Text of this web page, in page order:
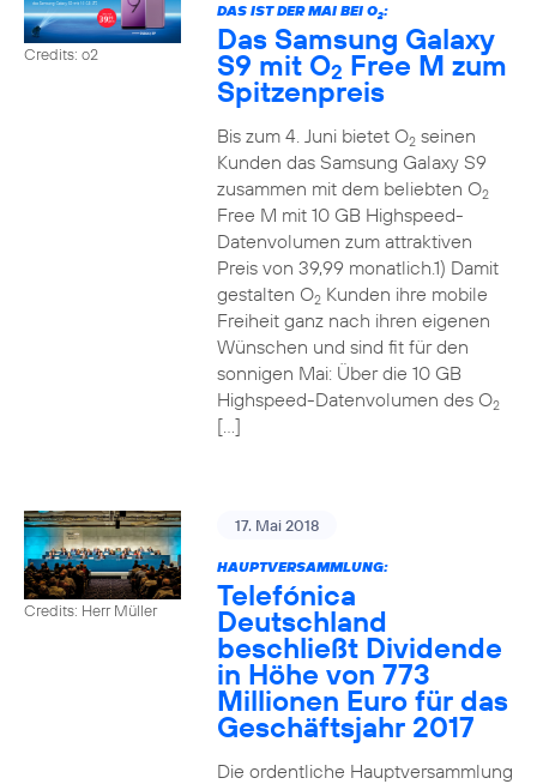
Credits: o2
DAS IST DER MAI BEI O2:
Das Samsung Galaxy
S9 mit O2 Free M zum
Spitzenpreis
Bis zum 4. Juni bietet O2seinen
Kunden das Samsung Galaxy S9
zusammen mit dem beliebten O2
Free M mit 10 GB Highspeed-
Datenvolumen zum attraktiven
Preis von 39,99 monatlich.1) Damit
gestalten O2Kunden ihre mobile
Freiheit ganz nach ihren eigenen
Wünschen und sind fit für den
sonnigen Mai: Über die 10 GB
Highspeed-Datenvolumen des O2
[…]
Credits: Herr Müller
17. Mai 2018
HAUPTVERSAMMLUNG:
Telefónica
Deutschland
beschließt Dividende
in Höhe von 773
Millionen Euro für das
Geschäftsjahr 2017
Die ordentliche Hauptversammlung